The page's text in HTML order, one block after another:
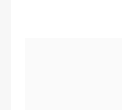
أولئك